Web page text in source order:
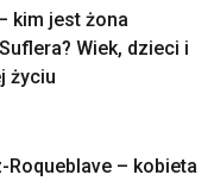
kim jest żona
Wiek, dzieci i
życiu
– kobieta